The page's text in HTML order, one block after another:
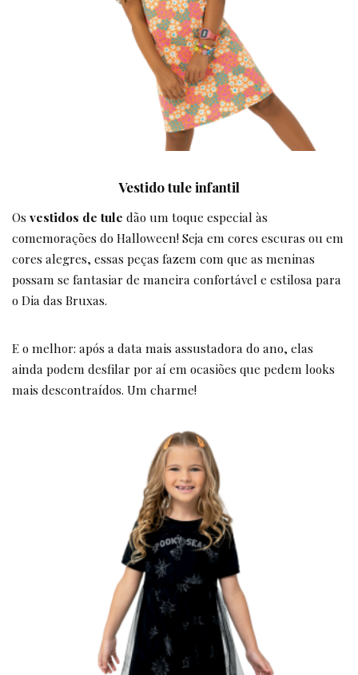
Vestido tule infantil
Os vestidos de tule dão um toque especial às
comemorações do Halloween! Seja em cores escuras ou em
cores alegres, essas peças fazem com que as meninas
possam se fantasiar de maneira confortável e estilosa para
o Dia das Bruxas.
E o melhor: após a data mais assustadora do ano, elas
ainda podem desfilar por aí em ocasiões que pedem looks
mais descontraídos. Um charme!